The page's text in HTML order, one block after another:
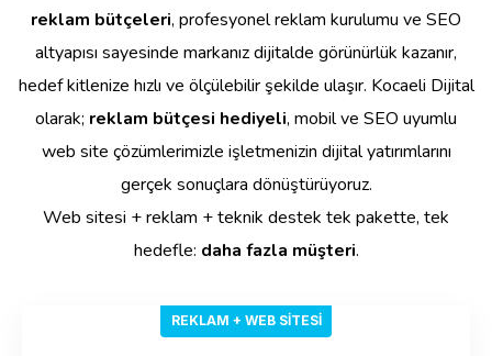
reklam bütçeleri, profesyonel reklam kurulumu ve SEO
altyapısı sayesinde markanız dijitalde görünürlük kazanır,
hedef kitlenize hızlı ve ölçülebilir şekilde ulaşır. Kocaeli Dijital
olarak; reklam bütçesi hediyeli, mobil ve SEO uyumlu
web site çözümlerimizle işletmenizin dijital yatırımlarını
gerçek sonuçlara dönüştürüyoruz.
Web sitesi + reklam + teknik destek tek pakette, tek
hedefle: daha fazla müşteri.
REKLAM + WEB SITESI